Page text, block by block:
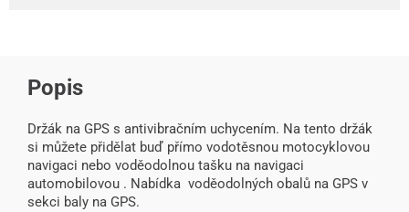
Popis
Držák na GPS s antivibračním uchycením. Na tento držák
si můžete přidělat buď přímo vodotěsnou motocyklovou
navigaci nebo voděodolnou tašku na navigaci
automobilovou . Nabídka voděodolných obalů na GPS v
sekci baly na GPS.